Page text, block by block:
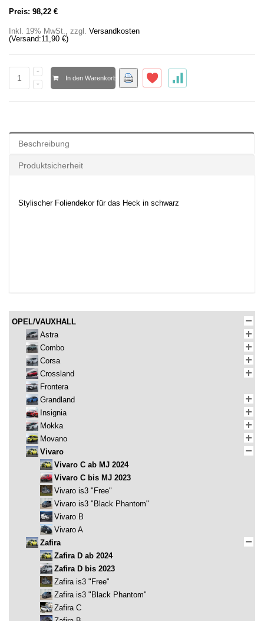
Preis: 98,22 €
Inkl. 19% MwSt., zzgl. Versandkosten
(Versand:11,90 €)
In den Warenkorb
Beschreibung
Produktsicherheit
Stylischer Foliendekor für das Heck in schwarz
OPEL/VAUXHALL
Astra
Combo
Corsa
Crossland
Frontera
Grandland
Insignia
Mokka
Movano
Vivaro
Vivaro C ab MJ 2024
Vivaro C bis MJ 2023
Vivaro is3 "Free"
Vivaro is3 "Black Phantom"
Vivaro B
Vivaro A
Zafira
Zafira D ab 2024
Zafira D bis 2023
Zafira is3 "Free"
Zafira is3 "Black Phantom"
Zafira C